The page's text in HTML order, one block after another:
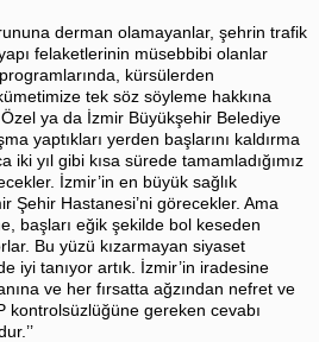
derman olamayanlar, şehrin trafik
felaketlerinin müsebbibi olanlar
programlarında, kürsülerden
tek söz söyleme hakkına
ya da İzmir Büyükşehir Belediye
yaptıkları yerden başlarını kaldırma
iki yıl gibi kısa sürede tamamladığımız
İzmir’in en büyük sağlık
Şehir Hastanesi’ni görecekler. Ama
başları eğik şekilde bol keseden
Bu yüzü kızarmayan siyaset
iyi tanıyor artık. İzmir’in iradesine
ve her fırsatta ağzından nefret ve
kontrolsüzlüğüne gereken cevabı